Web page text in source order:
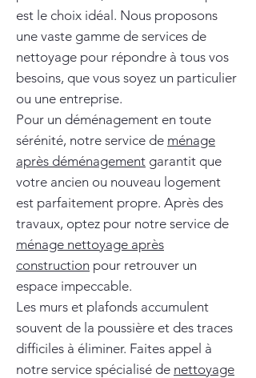
est le choix idéal. Nous proposons
une vaste gamme de services de
nettoyage pour répondre à tous vos
besoins, que vous soyez un particulier
ou une entreprise.
Pour un déménagement en toute
sérénité, notre service de ménage
après déménagement garantit que
votre ancien ou nouveau logement
est parfaitement propre. Après des
travaux, optez pour notre service de
ménage nettoyage après
construction pour retrouver un
espace impeccable.
Les murs et plafonds accumulent
souvent de la poussière et des traces
difficiles à éliminer. Faites appel à
notre service spécialisé de nettoyage